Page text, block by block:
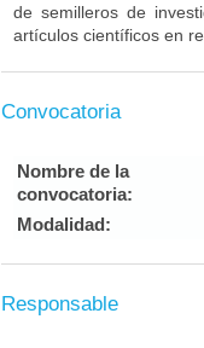
de semilleros de
artículos científicos en
Convocatoria
Nombre de la
convocatoria:
Modalidad:
Responsable